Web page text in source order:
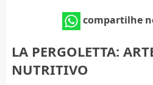
compartilhe
LA PERGOLETTA:
NUTRITIVO